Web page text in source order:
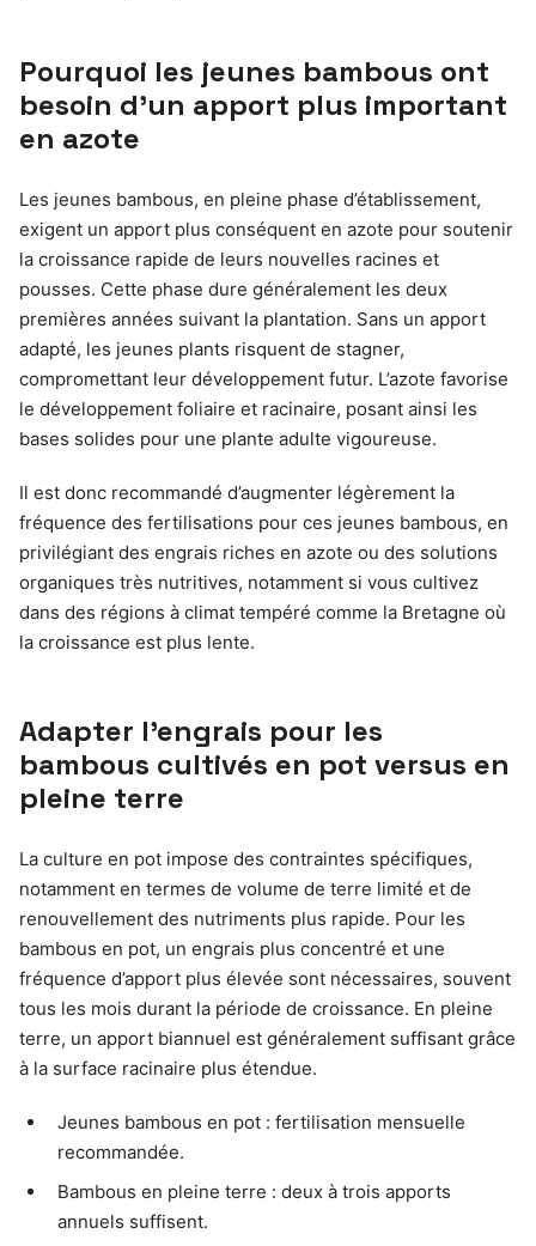
Pourquoi les jeunes bambous ont
besoin d’un apport plus important
en azote
Les jeunes bambous, en pleine phase d’établissement,
exigent un apport plus conséquent en azote pour soutenir
la croissance rapide de leurs nouvelles racines et
pousses. Cette phase dure généralement les deux
premières années suivant la plantation. Sans un apport
adapté, les jeunes plants risquent de stagner,
compromettant leur développement futur. L’azote favorise
le développement foliaire et racinaire, posant ainsi les
bases solides pour une plante adulte vigoureuse.
Il est donc recommandé d’augmenter légèrement la
fréquence des fertilisations pour ces jeunes bambous, en
privilégiant des engrais riches en azote ou des solutions
organiques très nutritives, notamment si vous cultivez
dans des régions à climat tempéré comme la Bretagne où
la croissance est plus lente.
Adapter l’engrais pour les
bambous cultivés en pot versus en
pleine terre
La culture en pot impose des contraintes spécifiques,
notamment en termes de volume de terre limité et de
renouvellement des nutriments plus rapide. Pour les
bambous en pot, un engrais plus concentré et une
fréquence d’apport plus élevée sont nécessaires, souvent
tous les mois durant la période de croissance. En pleine
terre, un apport biannuel est généralement suffisant grâce
à la surface racinaire plus étendue.
Jeunes bambous en pot : fertilisation mensuelle
recommandée.
Bambous en pleine terre : deux à trois apports
annuels suffisent.